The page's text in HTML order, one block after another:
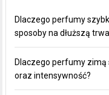
Dlaczego perfumy
sposoby na dłuższą
Dlaczego perfumy zimą
oraz intensywność?